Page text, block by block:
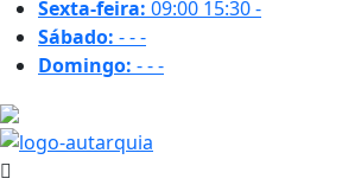
Sexta-feira: 09:00 15:30-
Sábado: ---
Domingo: ---